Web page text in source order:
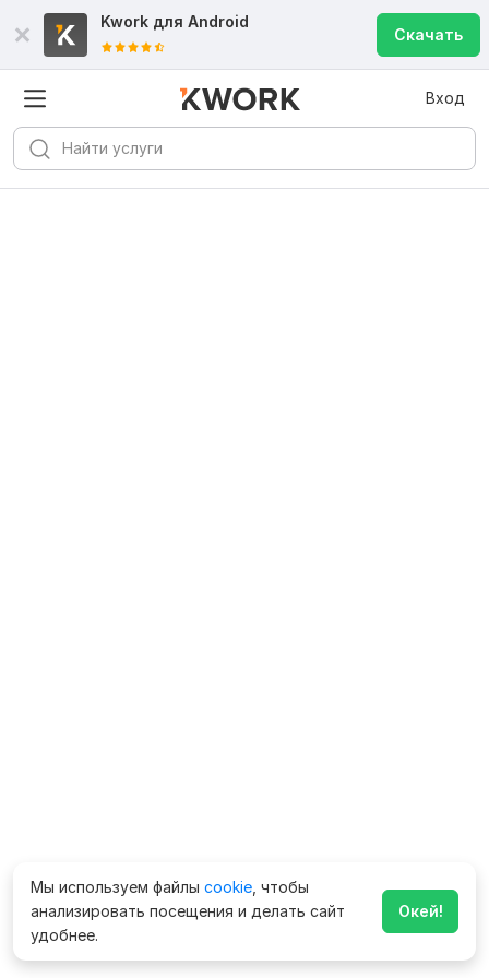
Kwork для Android
Скачать
Вход
Мы используем файлы cookie , чтобы
анализировать посещения и делать сайт
удобнее.
Окей!